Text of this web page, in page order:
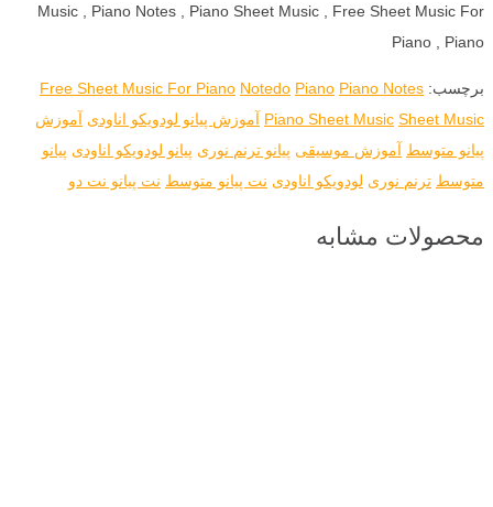
Music , Piano Notes , Piano Sheet Music , Free Sheet Music For
Piano , Piano
برچسب: Free Sheet Music For Piano Notedo Piano Piano Notes
Piano Sheet Music Sheet Music آموزش پیانو لودویکو اناودی آموزش
پیانو متوسط آموزش موسیقی پیانو ترنم نوری پیانو لودویکو اناودی پیانو
متوسط ترنم نوری لودویکو اناودی نت پیانو متوسط نت پیانو نت دو
محصولات مشابه